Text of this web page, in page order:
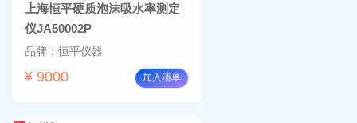
上海恒平硬质泡沫吸水率测定
仪JA50002P
品牌：恒平仪器
¥ 9000 加入清单